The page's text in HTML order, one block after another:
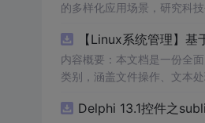
略。 m.czqysy.com
的多样化应用场景，研究科
【Linux系统管理】
内容概要：本文档是一份全
类别，涵盖文件操作、文本
故障排查流程和高危命令警示，帮助用户高效、安全
Delphi 13.1控件之